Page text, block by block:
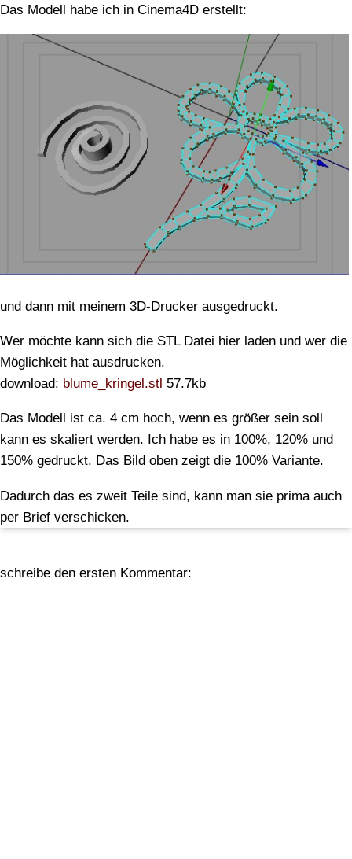
Das Modell habe ich in Cinema4D erstellt:
und dann mit meinem 3D-Drucker ausgedruckt.
Wer möchte kann sich die STL Datei hier laden und wer die
Möglichkeit hat ausdrucken.
download: blume_kringel.stl 57.7kb
Das Modell ist ca. 4 cm hoch, wenn es größer sein soll
kann es skaliert werden. Ich habe es in 100%, 120% und
150% gedruckt. Das Bild oben zeigt die 100% Variante.
Dadurch das es zweit Teile sind, kann man sie prima auch
per Brief verschicken.
schreibe den ersten Kommentar: